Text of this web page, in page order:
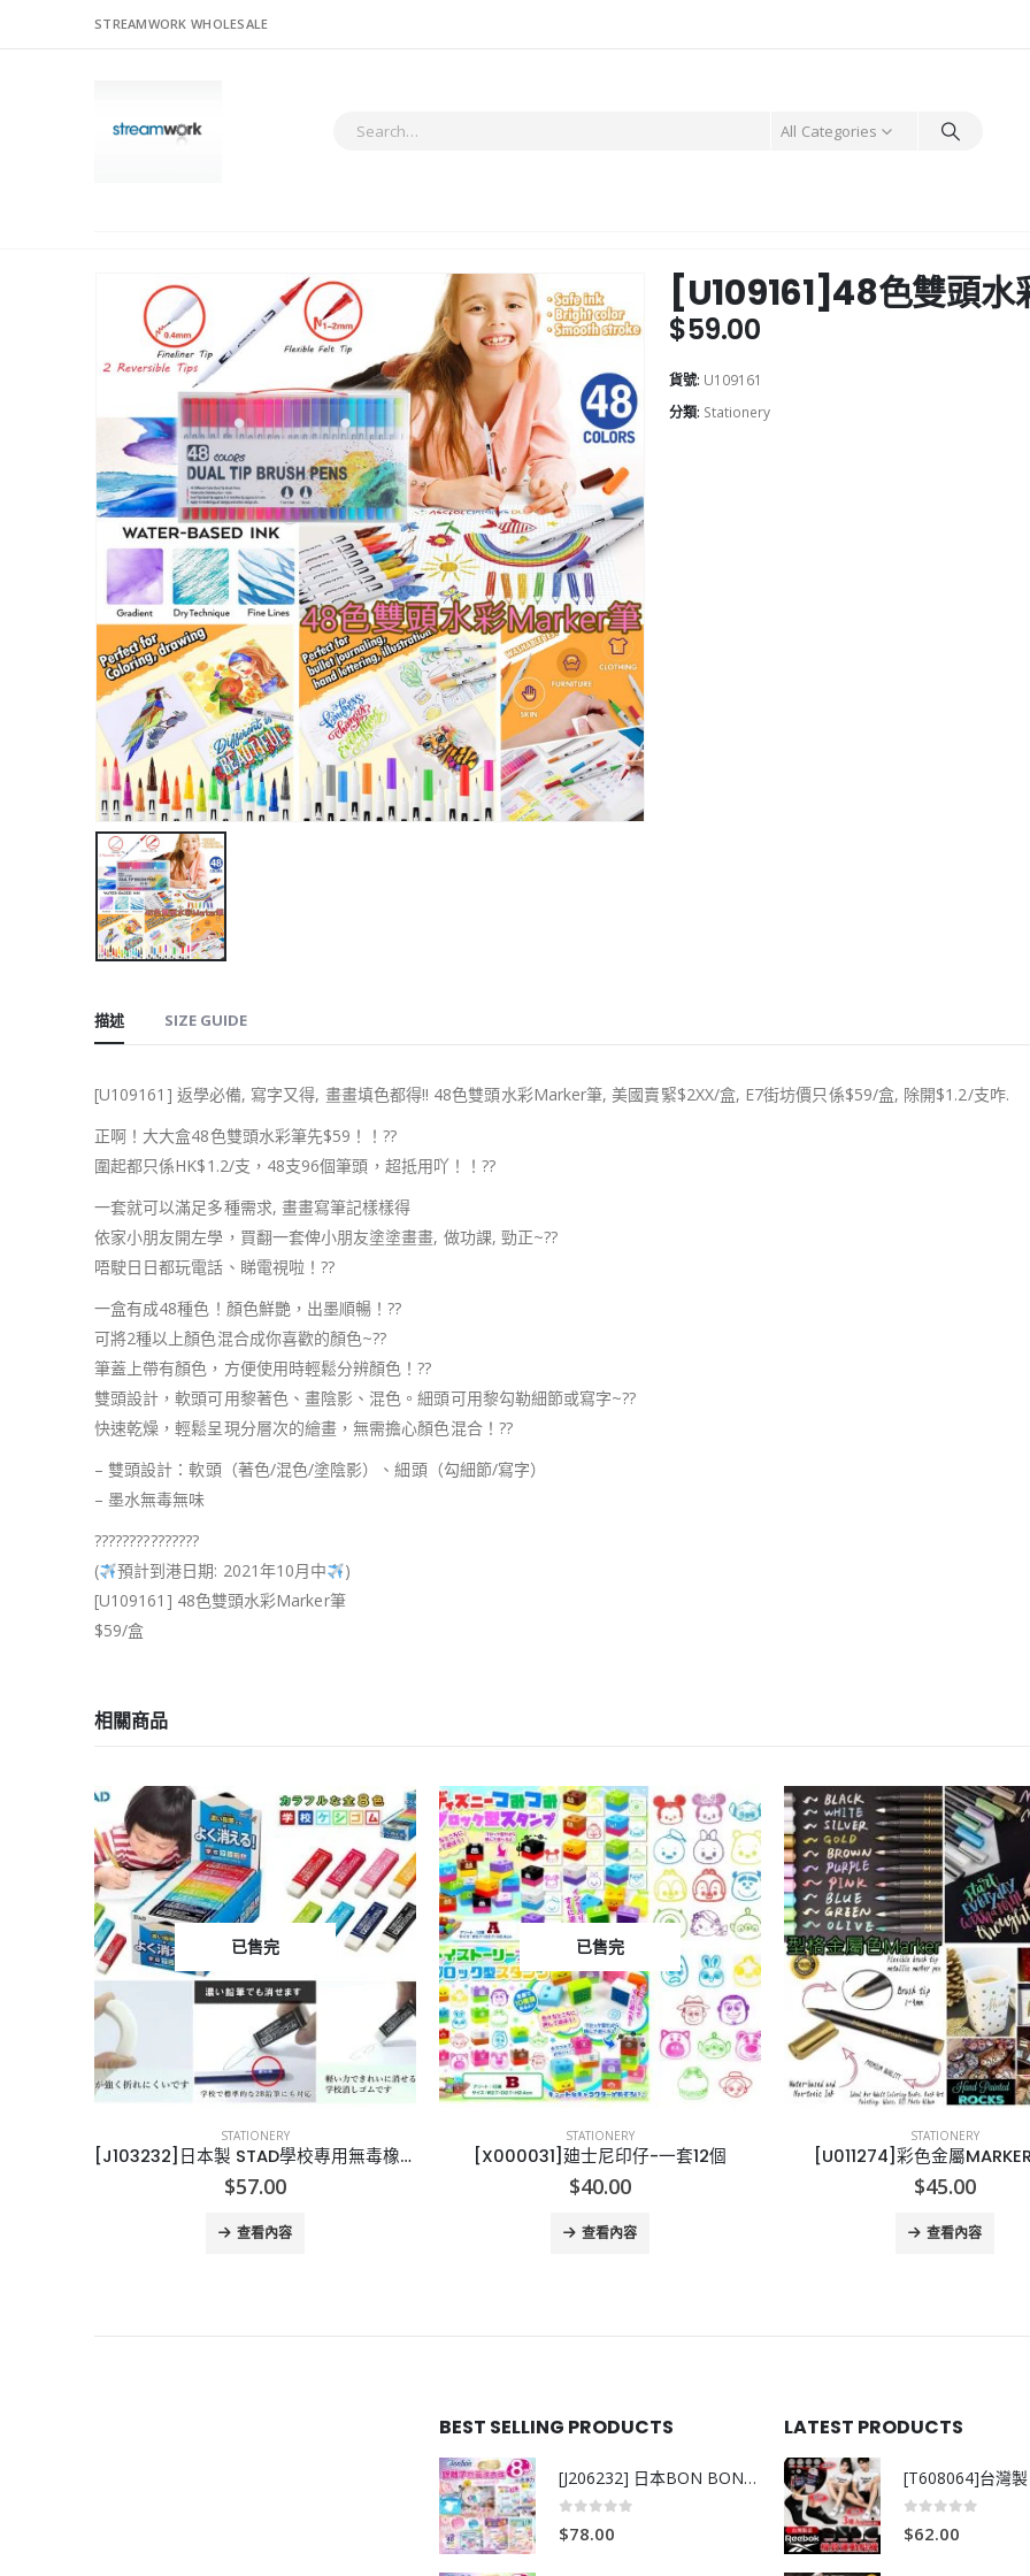
STREAMWORK WHOLESALE
All Categories
[U109161]48色雙頭
$59.00
貨號: U109161
分類: Stationery
描述 SIZE GUIDE
[U109161] 返學必備, 寫字又得, 畫畫填色都得!! 48色雙頭水彩Marker筆, 美國賣緊$2XX/盒, E7街坊價只係$59/盒, 除開$1.2/支咋.
正啊！大大盒48色雙頭水彩筆先$59！！??
圍起都只係HK$1.2/支，48支96個筆頭，超抵用吖！！??
一套就可以滿足多種需求, 畫畫寫筆記樣樣得
依家小朋友開左學，買翻一套俾小朋友塗塗畫畫, 做功課, 勁正~??
唔駛日日都玩電話、睇電視啦！??
一盒有成48種色！顏色鮮艷，出墨順暢！??
可將2種以上顏色混合成你喜歡的顏色~?️?️
筆蓋上帶有顏色，方便使用時輕鬆分辨顏色！??
雙頭設計，軟頭可用黎著色、畫陰影、混色。細頭可用黎勾勒細節或寫字~??
快速乾燥，輕鬆呈現分層次的繪畫，無需擔心顏色混合！??
– 雙頭設計：軟頭（著色/混色/塗陰影）、細頭（勾細節/寫字）
– 墨水無毒無味
???????????????
(
預計到港日期: 2021年10月中
)
[U109161] 48色雙頭水彩Marker筆
$59/盒
相關商品
已售完
STATIONERY
[X000031]廸士尼印仔-一套12個
$40.00
查看內容
STATIONERY
[U011274]彩色金屬MARKER-10色
$45.00
查看內容
STATIONERY
[X010205]ITSUMO 返學A4
$35.00
查看內容
BEST SELLING PRODUCTS
[J206232] 日本BON BON銀離子抗菌啫喱洗衣珠 (80粒)
$78.00
LATEST PRODUCTS
$62.00